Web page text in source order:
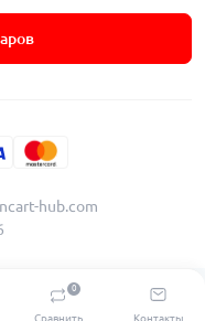
Сравнить
0
Контакты
hub.com